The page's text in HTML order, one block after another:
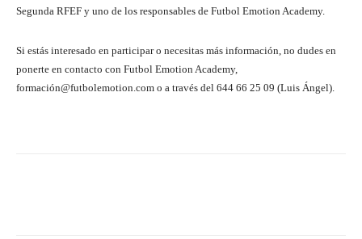
Segunda RFEF y uno de los responsables de Futbol Emotion Academy.
Si estás interesado en participar o necesitas más información, no dudes en
ponerte en contacto con Futbol Emotion Academy,
formación@futbolemotion.com o a través del 644 66 25 09 (Luis Ángel).